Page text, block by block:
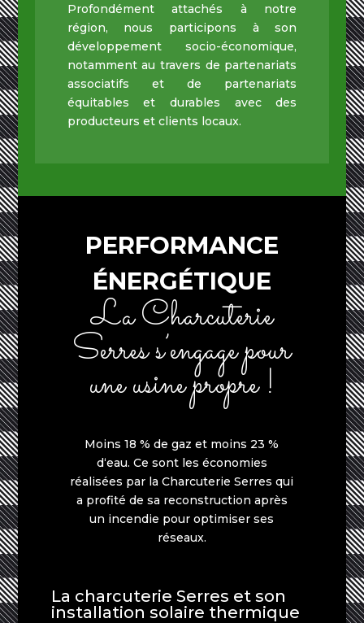
Profondément attachés à notre
région, nous participons à son
développement socio-économique,
notamment au travers de partenariats
associatifs et de partenariats
équitables et durables avec des
producteurs et clients locaux.
PERFORMANCE
ÉNERGÉTIQUE
La Charcuterie
Serres s’engage pour
une usine propre !
Moins18%de gazet moins 23%
d‘eau. Ce sont les économies
réalisées par la Charcuterie Serres qui
a profité de sa reconstruction après
un incendie pour optimiser ses
réseaux.
La charcuterie Serres et son
installation solaire thermique